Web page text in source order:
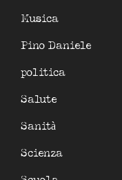
Musica
Pino Daniele
politica
Salute
Sanità
Scienza